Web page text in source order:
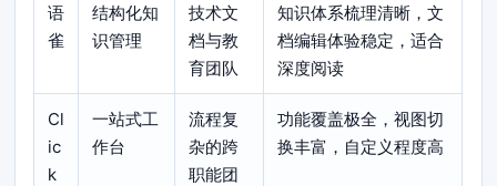
语
雀
结构化知
识管理
技术文
档与教
育团队
知识体系梳理清晰，文
档编辑体验稳定，适合
深度阅读
Cl
ic
k
一站式工
作台
流程复
杂的跨
职能团
功能覆盖极全，视图切
换丰富，自定义程度高